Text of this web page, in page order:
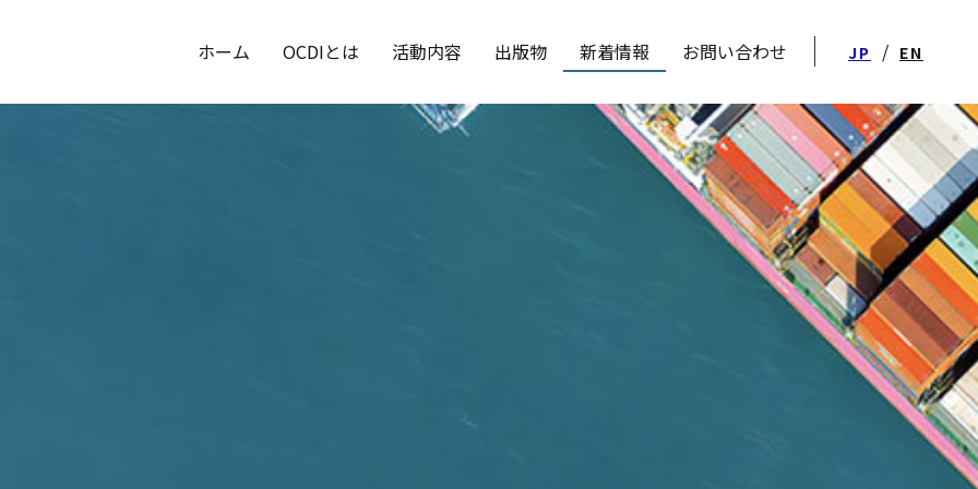
ホーム OCDIとは 活動内容 出版物 新着情報 お問い合わせ JP / EN